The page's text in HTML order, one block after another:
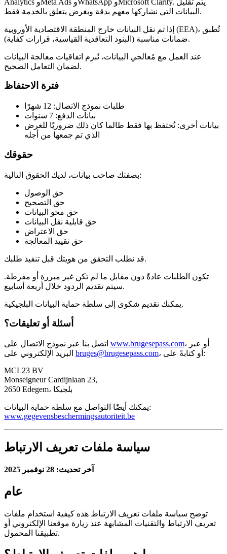
البيانات التي نشاركها معهم بدقة وبغرض يتعلق بالخدمة فقط.
إذا تم نقل البيانات خارج المنطقة الاقتصادية الأوروبية (EEA)، تُطبق
ضمانات مناسبة (البنود التعاقدية القياسية، قرارات كفاية).
عند العمل مع مُعالجي البيانات، نُبرم اتفاقيات معالجة البيانات
لضمان التعامل الصحيح.
فترة الاحتفاظ
طلبات نموذج الاتصال: 12 شهرًا
بيانات الدفع: 7 سنوات
بيانات أخرى: تُحتفظ بها فقط طالما كان ذلك ضروريًا للغرض
الذي تم جمعها من أجله
حقوقك
بصفتك صاحب بيانات، لديك الحقوق التالية:
حق الوصول
حق التصحيح
حق محو البيانات
حق قابلية نقل البيانات
حق الاعتراض
حق تقييد المعالجة
قد نطلب التحقق من هويتك قبل تنفيذ طلبك.
تكون الطلبات عادةً دون مقابل ما لم تكن غير مبررة أو مفرطة.
سيتم تقديم الردود خلال أربعة أسابيع.
يمكنك تقديم شكوى إلى سلطة حماية البيانات البلجيكية.
أسئلة أو تعليقات؟
www.brugesepass.com، أو عبر
bruges@brugesepass.com
، أو كتابةً على:
MCL23 BV
Monseigneur Cardijnlaan 23,
2650 Edegem، بلجيكا
يمكنك أيضًا التواصل مع سلطة حماية البيانات:
www.gegevensbeschermingsautoriteit.be
سياسة ملفات تعريف الارتباط
آخر تحديث: 28 نوفمبر 2025
عام
توضح سياسة ملفات تعريف الارتباط هذه كيفية استخدام ملفات
تعريف الارتباط والتقنيات المشابهة عند زيارة موقعنا الإلكتروني أو
تطبيقنا المحمول.